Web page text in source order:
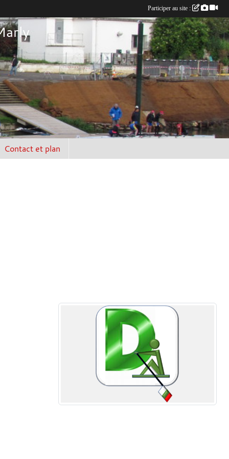
Contact et plan
Participer au site :